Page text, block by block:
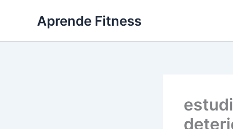
Aprende Fitness